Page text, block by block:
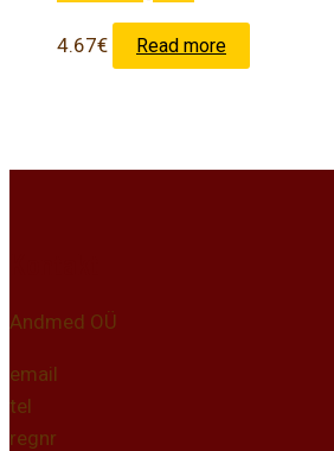
4.67€ Read more
Andmed OÜ
email
tel
regnr